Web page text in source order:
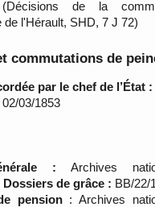
de la
de l'Hérault, SHD, 7 J 72)
commutations de
par le chef de l’État :
03/1853
: Archives
Dossiers de grâce : BB/22/
pension: Archives